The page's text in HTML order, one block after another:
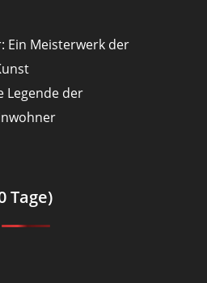
Ein Meisterwerk der
Legende der
Tage)